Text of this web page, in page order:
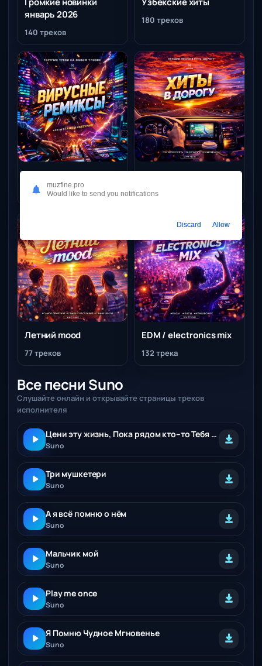
январь 2026
140 треков
180 треков
Вирусные ремиксы
156 треков
Хиты в дорогу
154 трека
Летний mood
77 треков
EDM / electronics mix
132 трека
Все песни Suno
Слушайте онлайн и открывайте страницы треков
исполнителя
Цени эту жизнь, Пока рядом кто–то Тебя ещё ждёт
Suno
Три мушкетери
Suno
А я всё помню о нём
Suno
Мальчик мой
Suno
Play me once
Suno
Я Помню Чудное Мгновенье
Suno
muzfine.pro
Would like to send you notifications
Discard Allow